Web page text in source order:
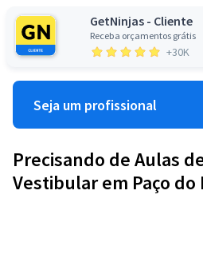
GetNinjas - Cliente
Receba orçamentos grátis
+30K
Seja um profissional
Precisando de Aulas
Vestibular em Paço do